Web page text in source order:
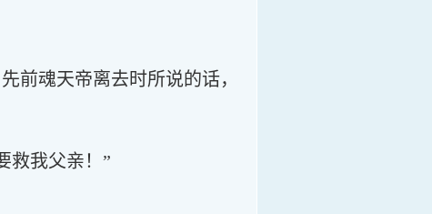
前魂天帝离去时所说的话，
救我父亲！”